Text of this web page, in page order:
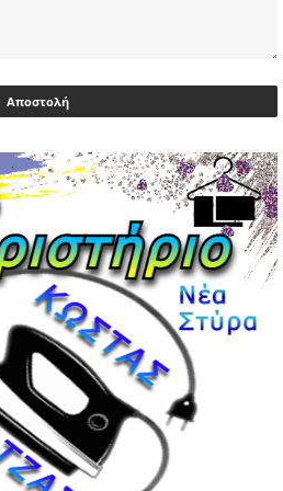
ανηλίκων άφησε δύο
Αίρουν τους περιορισμούς
το ενδεχόμενο ένταξης
Τσίπρα
δικαίωμα να μιλά για τον πρόεδρο